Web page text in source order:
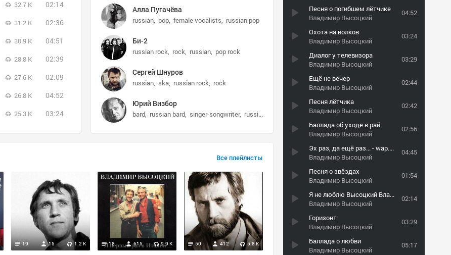
Песня о погибшем лётчике
Владимир Высоцкий
04:52
Охота на волков
Владимир Высоцкий
03:24
Диалог у телевизора
Владимир Высоцкий
03:29
Ещё не вечер
Владимир Высоцкий
02:44
Песня лётчика
Владимир Высоцкий
02:42
Баллада об уходе в рай
Владимир Высоцкий
02:56
Эх раз, да ещё раз... - wap.kengu.ru
Владимир Высоцкий
04:45
Песня о звёздах
Владимир Высоцкий
01:54
Я не люблю Высоцкий Владимир
Владимир Высоцкий
02:14
Горизонт
Владимир Высоцкий
03:29
Баллада о любви
Владимир Высоцкий
05:17
32.7 K
02:14
31.2 K
02:36
30.9 K
04:51
28.8 K
02:39
27.6 K
02:09
26.8 K
04:52
25.3 K 03:24
Алла Пугачёва
russian pop female vocalists russian pop
Би-2
russian rock rock russian pop rock
Сергей Шнуров
russian ska russian rock rock
Юрий Визбор
bard russian bard singer-songwriter russian
Все плейлисты
19 1.2 K
15 18 9.9 K
615 50 5.8 K
412